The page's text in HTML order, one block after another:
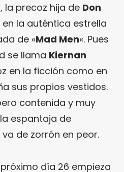
, la precoz hija de Don
la auténtica estrella
de «Mad Men«. Pues
se llama Kiernan
en la ficción como en
sus propios vestidos.
contenida y muy
espantaja de
va de zorrón en peor.
día 26 empieza